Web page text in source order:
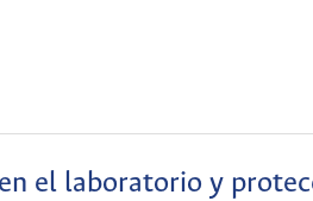
el laboratorio y